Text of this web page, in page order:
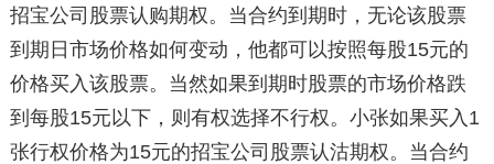
招宝公司股票认购期权。当合约到期时，无论该股票
到期日市场价格如何变动，他都可以按照每股15元的
价格买入该股票。当然如果到期时股票的市场价格跌
到每股15元以下，则有权选择不行权。小张如果买入1
张行权价格为15元的招宝公司股票认沽期权。当合约